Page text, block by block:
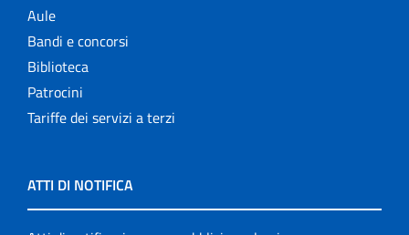
Aule
Bandi e concorsi
Biblioteca
Patrocini
Tariffe dei servizi a terzi
ATTI DI NOTIFICA